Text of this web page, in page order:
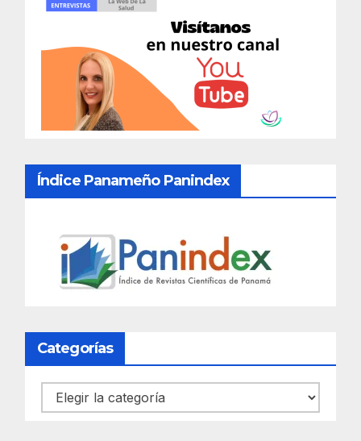
Índice Panameño Panindex
Categorías
Categorías